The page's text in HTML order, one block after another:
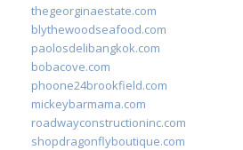
thegeorginaestate.com
blythewoodseafood.com
paolosdelibangkok.com
bobacove.com
phoone24brookfield.com
mickeybarmama.com
roadwayconstructioninc.com
shopdragonflyboutique.com